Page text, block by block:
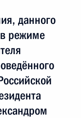
данного
режиме